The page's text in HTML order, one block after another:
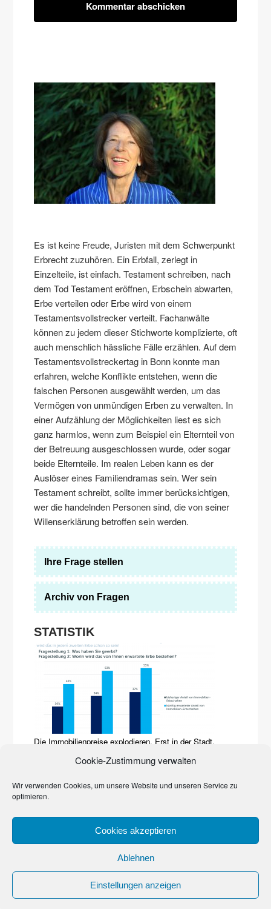
Cookie-Zustimmung verwalten
Wir verwenden Cookies, um unsere Website und unseren Service zu
optimieren.
Cookies akzeptieren
Ablehnen
Einstellungen anzeigen
Es ist keine Freude, Juristen mit dem Schwerpunkt
Erbrecht zuzuhören. Ein Erbfall, zerlegt in
Einzelteile, ist einfach. Testament schreiben, nach
dem Tod Testament eröffnen, Erbschein abwarten,
Erbe verteilen oder Erbe wird von einem
Testamentsvollstrecker verteilt. Fachanwälte
können zu jedem dieser Stichworte komplizierte, oft
auch menschlich hässliche Fälle erzählen. Auf dem
Testamentsvollstreckertag in Bonn konnte man
erfahren, welche Konflikte entstehen, wenn die
falschen Personen ausgewählt werden, um das
Vermögen von unmündigen Erben zu verwalten. In
einer Aufzählung der Möglichkeiten liest es sich
ganz harmlos, wenn zum Beispiel ein Elternteil von
der Betreuung ausgeschlossen wurde, oder sogar
beide Elternteile. Im realen Leben kann es der
Auslöser eines Familiendramas sein. Wer sein
Testament schreibt, sollte immer berücksichtigen,
wer die handelnden Personen sind, die von seiner
Willenserklärung betroffen sein werden.
Ihre Frage stellen
Archiv von Fragen
STATISTIK
Die Immobilienpreise explodieren. Erst in der Stadt,
Erbgeschehen. Den Beweis liefert eine Studie der Quirin
bereits…